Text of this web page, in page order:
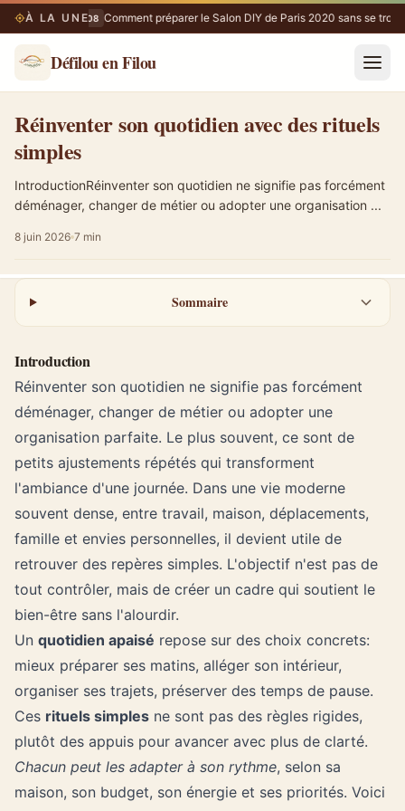
À LA UNE
05/08 Comment préparer le Salon DIY de Paris 2020 sans se
Défilou en Filou
Réinventer son quotidien avec des rituels
simples
IntroductionRéinventer son quotidien ne signifie pas forcément
déménager, changer de métier ou adopter une organisation ...
8 juin 2026 7 min
Sommaire
Introduction
Réinventer son quotidien ne signifie pas forcément
déménager, changer de métier ou adopter une
organisation parfaite. Le plus souvent, ce sont de
petits ajustements répétés qui transforment
l'ambiance d'une journée. Dans une vie moderne
souvent dense, entre travail, maison, déplacements,
famille et envies personnelles, il devient utile de
retrouver des repères simples. L'objectif n'est pas de
tout contrôler, mais de créer un cadre qui soutient le
bien-être sans l'alourdir.
Un quotidien apaisé repose sur des choix concrets:
mieux préparer ses matins, alléger son intérieur,
organiser ses trajets, préserver des temps de pause.
Ces rituels simples ne sont pas des règles rigides,
plutôt des appuis pour avancer avec plus de clarté.
Chacun peut les adapter à son rythme, selon sa
maison, son budget, son énergie et ses priorités. Voici